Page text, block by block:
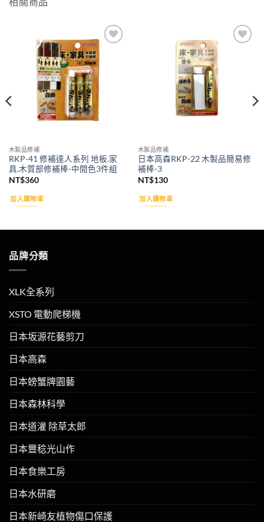
相關商品
木製品修補
RKP-41 修補達人系列 地板.家
具.木質部修補棒-中間色3件組
NT$360
加入購物車
木製品修補
日本高森RKP-22 木製品簡易修
補棒-3
NT$130
加入購物車
品牌分類
XLK全系列
XSTO 電動爬梯機
日本坂源花藝剪刀
日本高森
日本螃蟹牌園藝
日本森林科學
日本道灌 除草太郎
日本豐稔光山作
日本食樂工房
日本水研磨
日本新崎友植物傷口保護